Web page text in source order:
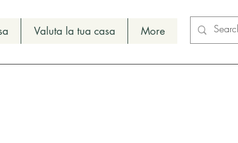
Valuta la tua casa More